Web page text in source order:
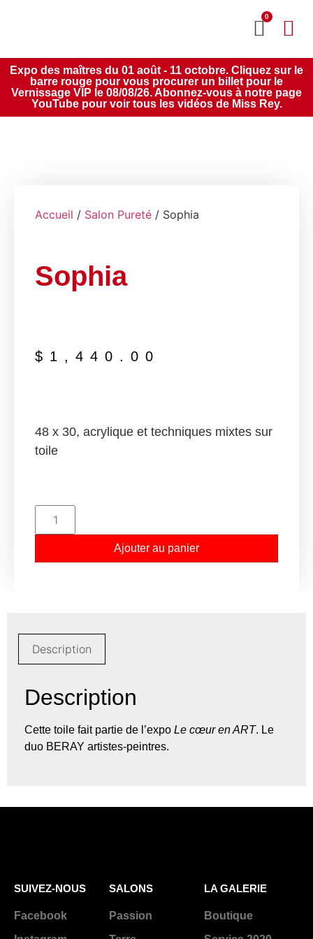
0
Expo des maîtres du 01 août - 11 octobre. Cliquez sur le
barre rouge pour vous procurer un billet pour le
Vernissage VIP le 08/08/26. Abonnez-vous à notre page
YouTube pour voir tous les vidéos de Miss Rey.
Accueil / Salon Pureté / Sophia
Sophia
$ 1,440.00
48 x 30, acrylique et techniques mixtes sur
toile
Ajouter au panier
Description
Description
Cette toile fait partie de l’expo Le cœur en ART. Le
duo BERAY artistes-peintres.
SUIVEZ-NOUS
Facebook
SALONS
Passion
LA GALERIE
Boutique